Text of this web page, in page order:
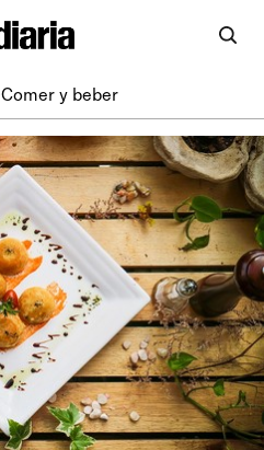
Comer y beber